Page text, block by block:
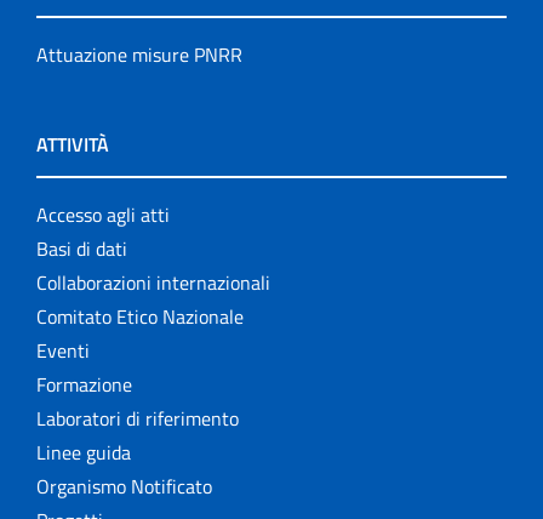
Attuazione misure PNRR
ATTIVITÀ
Accesso agli atti
Basi di dati
Collaborazioni internazionali
Comitato Etico Nazionale
Eventi
Formazione
Laboratori di riferimento
Linee guida
Organismo Notificato